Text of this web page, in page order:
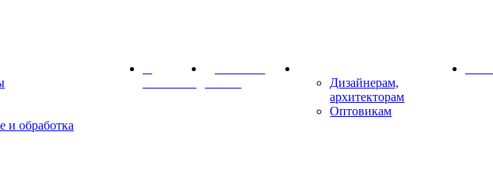
и обработка
Дизайнерам,
архитекторам
Оптовикам